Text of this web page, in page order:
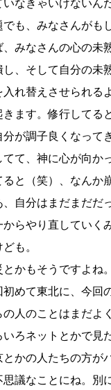
なきゃいけないん
も、みなさんがも
みなさんの心の未
、そして自分の未
れ替えさせられる
きます。修行してる
分が調子良くなって
て、神に心が向か
と（笑）、なんか
、自分はまだまだだ
からやり直していく
も。
かもそうですよね
初めて東北に、今回
の人のことはまだよ
ろネットとかで見
かの人たちの方が
思議なことにね。別